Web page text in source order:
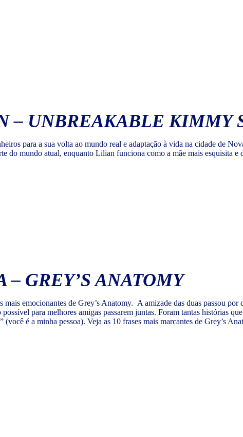
– UNBREAKABLE KIMMY
para a sua volta ao mundo real e adaptação à vida na cidade de
do mundo atual, enquanto Lilian funciona como a mãe mais esquisita e
GREY’S ANATOMY
emocionantes de Grey’s Anatomy. A amizade das duas passou
para melhores amigas passarem juntas. Foram tantas histórias
é a minha pessoa). Veja as 10 frases mais marcantes de Grey’s